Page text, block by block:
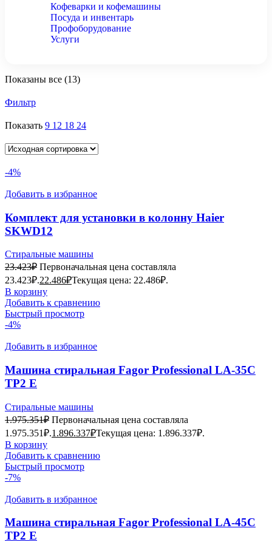
Кофеварки и кофемашины
Посуда и инвентарь
Профоборудование
Услуги
Показаны все (13)
Фильтр
Показать 9 12 18 24
-4%
Добавить в избранное
Комплект для установки в колонну Haier
SKWD12
Стиральные машины
23.423₽ Первоначальная цена составляла
23.423₽.22.486₽Текущая цена: 22.486₽.
В корзину
Добавить к сравнению
Быстрый просмотр
-4%
Добавить в избранное
Машина стиральная Fagor Professional LA-35C
TP2 E
Стиральные машины
1.975.351₽ Первоначальная цена составляла
1.975.351₽.1.896.337₽Текущая цена: 1.896.337₽.
В корзину
Добавить к сравнению
Быстрый просмотр
-7%
Добавить в избранное
Машина стиральная Fagor Professional LA-45C
TP2 E